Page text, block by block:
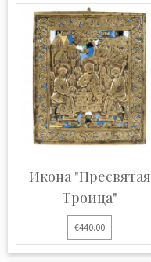
Икона "Пресвятая
Троица"
€440.00